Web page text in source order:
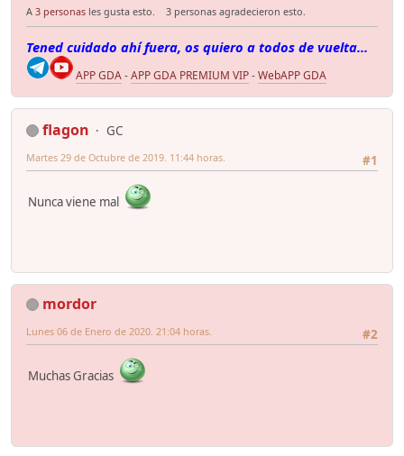
A 3 personas les gusta esto. 3 personas agradecieron esto.
Tened cuidado ahí fuera, os quiero a todos de vuelta...
APP GDA-APP GDA PREMIUM VIP-WebAPP GDA
flagon
GC
#1
Martes 29 de Octubre de 2019. 11:44 horas.
Nunca viene mal
mordor
#2
Lunes 06 de Enero de 2020. 21:04 horas.
Muchas Gracias